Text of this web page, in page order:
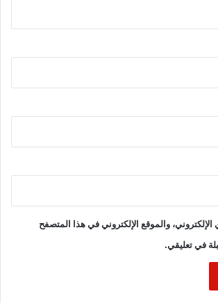
والموقع الإلكتروني في هذا المتصفح
في تعليقي.